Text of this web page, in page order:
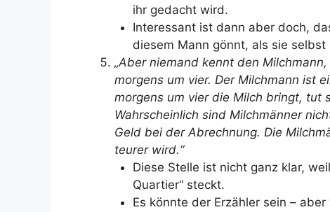
ihr gedacht wird.
Interessant ist dann aber doch,
diesem Mann gönnt, als sie
„Aber niemand kennt den
morgens um vier. Der Milchmann ist
morgens um vier die Milch bringt, tut
Wahrscheinlich sind Milchmänner
Geld bei der Abrechnung. Die
teurer wird.“
Diese Stelle ist nicht ganz klar,
Quartier“ steckt.
Es könnte der Erzähler sein –